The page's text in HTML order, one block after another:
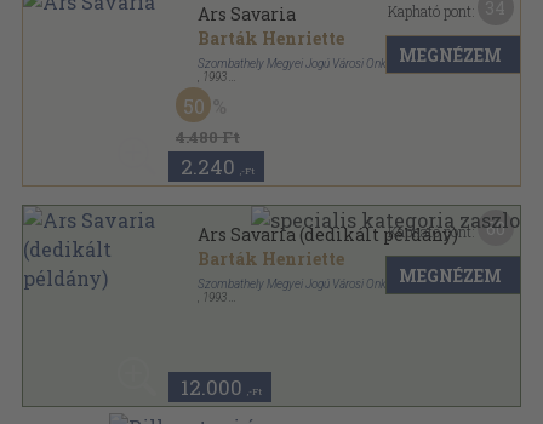
Ars Savaria
Barták Henriette
Szombathely Megyei Jogú Városi Önkormányzat
1993
Ragasztott papírkötés
4.480 Ft
50
2.240 ,-Ft
Kapható pont:
MEGNÉZEM
Ars Savaria (dedikált példány)
Barták Henriette
Szombathely Megyei Jogú Városi Önkormányzat
1993
12.000 ,-Ft
Kapható pont: 60
MEGNÉZEM